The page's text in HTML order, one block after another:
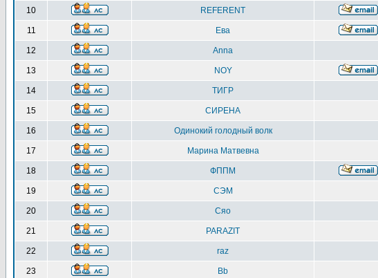
10 REFERENT
11 Ева
12 Anna
13 NOY
14 ТИГР
15 СИРЕНА
16 Одинокий голодный волк
17 Марина Матвевна
18 ФППМ
19 СЭМ
20 Сяо
21 PARAZIT
22 raz
23 Bb